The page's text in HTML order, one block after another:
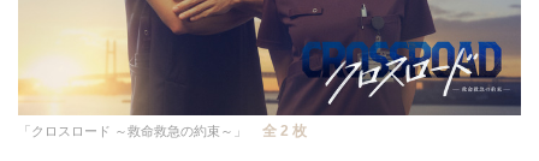
「クロスロード ～救命救急の約束～」 全 2 枚